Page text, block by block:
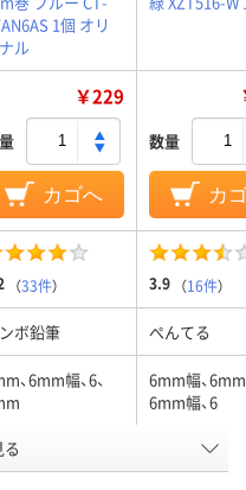
1個 オリ
ル
￥229
カゴへ
数量
カ
（33件） 3.9 （16件）
ボ鉛筆 ぺんてる
、6mm幅、6、
6mm幅、6mm
6mm幅、6